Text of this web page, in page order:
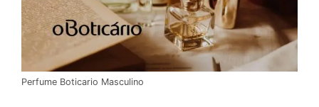
Perfume Boticario Masculino